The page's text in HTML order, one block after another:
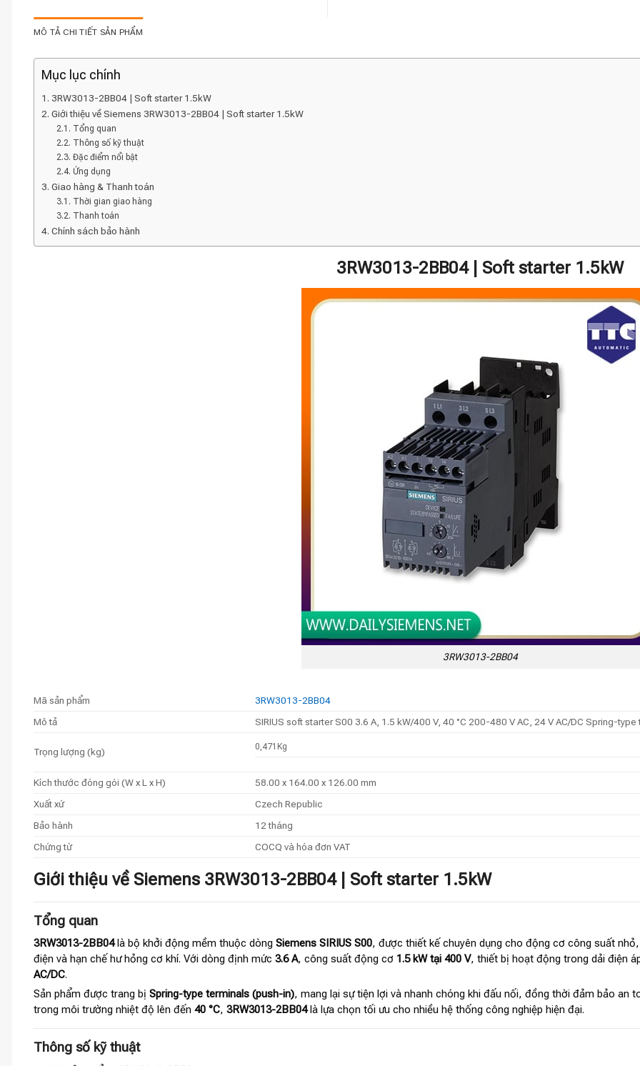
MÔ TẢ CHI TIẾT SẢN PHẨM
Mục lục chính
3RW3013-2BB04 | Soft starter 1.5kW
Giới thiệu về Siemens 3RW3013-2BB04 | Soft starter 1.5kW
Tổng quan
Thông số kỹ thuật
Đặc điểm nổi bật
Ứng dụng
Giao hàng & Thanh toán
Thời gian giao hàng
Thanh toán
Chính sách bảo hành
3RW3013-2BB04 | Soft starter 1.5kW
3RW3013-2BB04
Mã sản phẩm
3RW3013-2BB04
Mô tả
SIRIUS soft starter S00 3.6 A, 1.5 kW/400 V, 40 °C 200-480 V AC, 24 V AC/DC Spring-type
Trọng lượng (kg) 0,471Kg
Kích thước đóng gói (W x L x H)
58.00 x 164.00 x 126.00 mm
Xuất xứ
Czech Republic
Bảo hành
12 tháng
Chứng từ
COCQ và hóa đơn VAT
Giới thiệu về Siemens 3RW3013-2BB04 | Soft starter 1.5kW
Tổng quan
3RW3013-2BB04là bộ khởi động mềm thuộc dòng Siemens SIRIUS S00, được thiết kế chuyên dụng cho động cơ công suất
điện và hạn chế hư hỏng cơ khí. Với dòng định mức 3.6 A, công suất động cơ 1.5 kW tại 400 V, thiết bị hoạt động trong dải điện
AC/DC.
Sản phẩm được trang bị Spring-type terminals (push-in), mang lại sự tiện lợi và nhanh chóng khi đấu nối, đồng thời đảm bảo
trong môi trường nhiệt độ lên đến 40 °C, 3RW3013-2BB04là lựa chọn tối ưu cho nhiều hệ thống công nghiệp hiện đại.
Thông số kỹ thuật